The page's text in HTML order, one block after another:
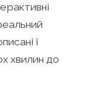
і
хвилин до